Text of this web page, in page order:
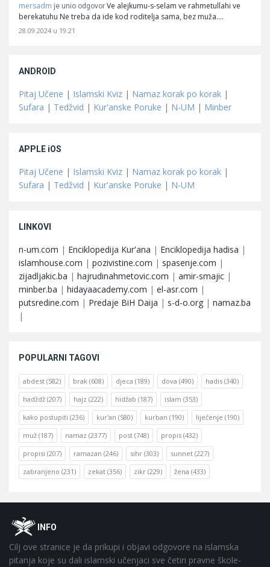
mersadm je unio odgovor Ve alejkumu-s-selam ve rahmetullahi ve
berekatuhu Ne treba da ide kod roditelja sama, bez muža.…
28.09.2024 u 19:21
ANDROID
Pitaj Učene | Islamski Kviz | Namaz korak po korak |
Sufara | Tedžvid | Kur'anske Poruke | N-UM | Minber
APPLE iOS
Pitaj Učene | Islamski Kviz | Namaz korak po korak |
Sufara | Tedžvid | Kur'anske Poruke | N-UM
LINKOVI
n-um.com | Enciklopedija Kur'ana | Enciklopedija hadisa |
islamhouse.com | pozivistine.com | spasenje.com |
zijadljakic.ba | hajrudinahmetovic.com | amir-smajic |
minber.ba | hidayaacademy.com | el-asr.com |
putsredine.com | Predaje BiH Daija | s-d-o.org | namaz.ba
|
POPULARNI TAGOVI
abdest (582) brak (608) djeca (189) dova (490) hadis (340)
hadždž (207) hajz (222) hidžab (187) islam (353)
kako postupiti (236) kur'an (580) kurban (190) liječenje (190)
muž (187) namaz (2377) post (748) propis (432)
propisi (207) ramazan (246) sihr (303) sunnet (227)
zabranjeno (231) zekat (356) zikr (229) žena (433)
FooterOINFO
Cilj ove stranice je da prikupi i objavi odgovore na islamska
pitanja koje su dali islamski učenjaci sve četiri pravne škole-